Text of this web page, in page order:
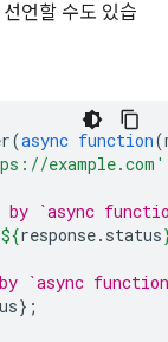
선언할 수도 있습
(async function(
example.com'
`async
${response. status
`async
};